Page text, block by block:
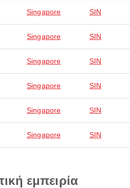
Singapore SIN
Singapore SIN
Singapore SIN
Singapore SIN
Singapore SIN
Singapore SIN
εμπειρία